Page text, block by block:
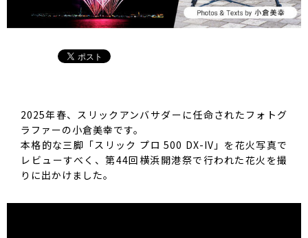
2025年春、スリックアンバサダーに任命されたフォトグ
ラファーの小倉美幸です。
本格的な三脚「スリック プロ 500 DX-IV」を花火写真で
レビューすべく、第44回横浜開港祭で行われた花火を撮
りに出かけました。